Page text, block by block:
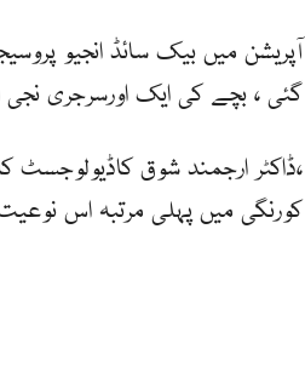
آپریشن میں بیک سائڈ انجیو
گئی ، بچے کی ایک اورسرجری
،ڈاکٹر ارجمند شوق کاڈیولوجسٹ
کورنگی میں پہلی مرتبہ اس